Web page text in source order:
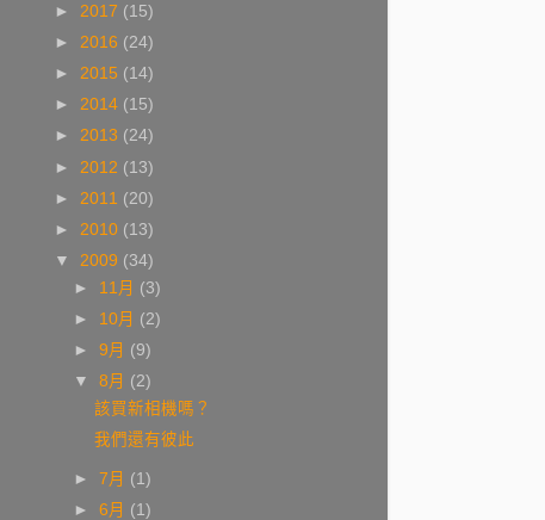
► 2017 (15)
► 2016 (24)
► 2015 (14)
► 2014 (15)
► 2013 (24)
► 2012 (13)
► 2011 (20)
► 2010 (13)
▼ 2009 (34)
► 11月 (3)
► 10月 (2)
►9月 (9)
▼8月 (2)
該買新相機嗎？
我們還有彼此
►7月 (1)
►6月 (1)